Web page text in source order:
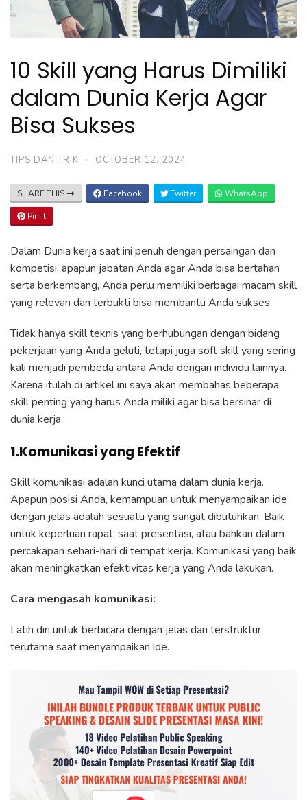
10 Skill yang Harus Dimiliki
dalam Dunia Kerja Agar
Bisa Sukses
TIPS DAN TRIK · OCTOBER 12, 2024
SHARE THIS Facebook Twitter WhatsApp
Pin It
Dalam Dunia kerja saat ini penuh dengan persaingan dan
kompetisi, apapun jabatan Anda agar Anda bisa bertahan
serta berkembang, Anda perlu memiliki berbagai macam skill
yang relevan dan terbukti bisa membantu Anda sukses.
Tidak hanya skill teknis yang berhubungan dengan bidang
pekerjaan yang Anda geluti, tetapi juga soft skill yang sering
kali menjadi pembeda antara Anda dengan individu lainnya.
Karena itulah di artikel ini saya akan membahas beberapa
skill penting yang harus Anda miliki agar bisa bersinar di
dunia kerja.
1.Komunikasi yang Efektif
Skill komunikasi adalah kunci utama dalam dunia kerja.
Apapun posisi Anda, kemampuan untuk menyampaikan ide
dengan jelas adalah sesuatu yang sangat dibutuhkan. Baik
untuk keperluan rapat, saat presentasi, atau bahkan dalam
percakapan sehari-hari di tempat kerja. Komunikasi yang baik
akan meningkatkan efektivitas kerja yang Anda lakukan.
Cara mengasah komunikasi:
Latih diri untuk berbicara dengan jelas dan terstruktur,
terutama saat menyampaikan ide.